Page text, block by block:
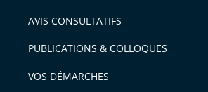
AVIS CONSULTATIFS
PUBLICATIONS & COLLOQUES
VOS DÉMARCHES